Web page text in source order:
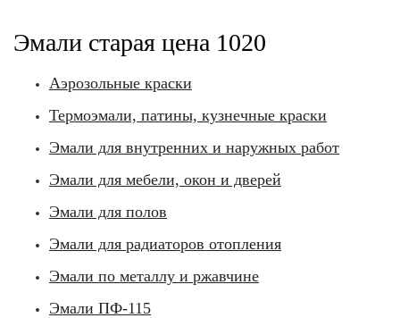
Эмали старая цена 1020
Аэрозольные краски
Термоэмали, патины, кузнечные краски
Эмали для внутренних и наружных работ
Эмали для мебели, окон и дверей
Эмали для полов
Эмали для радиаторов отопления
Эмали по металлу и ржавчине
Эмали ПФ-115